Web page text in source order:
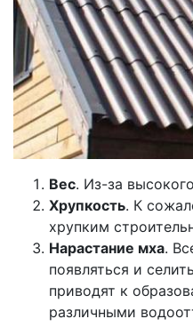
Вес. Из-за
Хрупкость. К
хрупким
Нарастание мха.
появляться и
приводят к
различными